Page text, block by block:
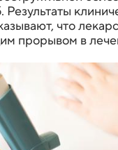
Результаты
что
прорывом в